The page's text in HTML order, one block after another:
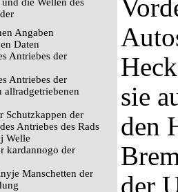
Angaben
Daten
Antriebes der
Antriebes der
allradgetriebenen
Schutzkappen der
Antriebes des Rads
Welle
kardannogo der
Manschetten der
sie
den
der